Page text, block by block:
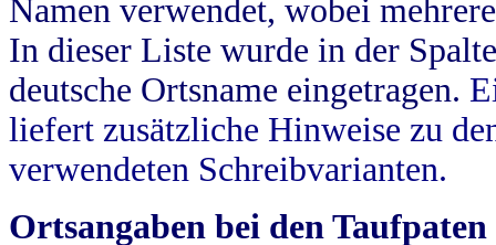
Namen verwendet, wobei
In dieser Liste wurde in der
deutsche Ortsname eingetragen.
liefert zusätzliche Hinweise zu
verwendeten Schreibvarianten.
Ortsangaben bei den Taufpaten